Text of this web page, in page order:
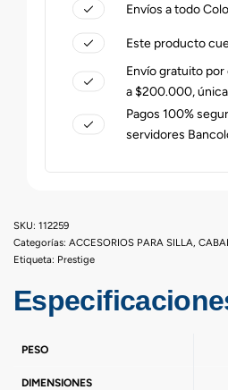
Envíos a todo
Este producto
Envío gratuito
a $200.000,
Pagos 100%
servidores
112259
Categorías: ACCESORIOS PARA SILLA,
Etiqueta: Prestige
PESO
DIMENSIONES